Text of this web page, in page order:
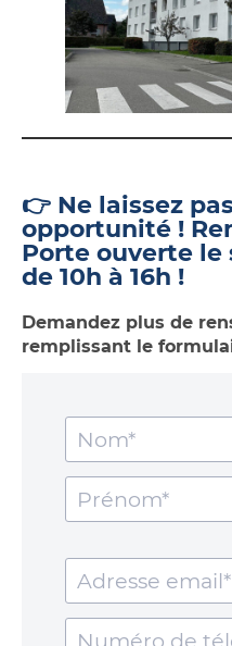
👉 Ne laissez
opportunité !
Porte ouverte le
de 10h à 16h !
Demandez plus de
remplissant le